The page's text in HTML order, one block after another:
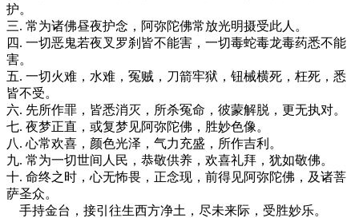
护。
三. 常为诸佛昼夜护念，阿弥陀佛常放光明摄受此人。
四. 一切恶鬼若夜叉罗刹皆不能害，一切毒蛇毒龙毒药悉不能
害。
五. 一切火难，水难，冤贼，刀箭牢狱，钮械横死，枉死，悉
皆不受。
六. 先所作罪，皆悉消灭，所杀冤命，彼蒙解脱，更无执对。
七. 夜梦正直，或复梦见阿弥陀佛，胜妙色像。
八. 心常欢喜，颜色光泽，气力充盛，所作吉利。
九. 常为一切世间人民，恭敬供养，欢喜礼拜，犹如敬佛。
十. 命终之时，心无怖畏，正念现，前得见阿弥陀佛，及诸菩
萨圣众。
手持金台，接引往生西方净土，尽未来际，受胜妙乐。